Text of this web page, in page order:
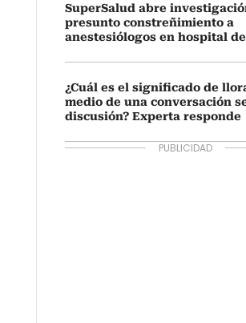
SuperSalud abre
presunto constreñimiento a
anestesiólogos en hospital
¿Cuál es el significado de
medio de una conversación
discusión? Experta responde